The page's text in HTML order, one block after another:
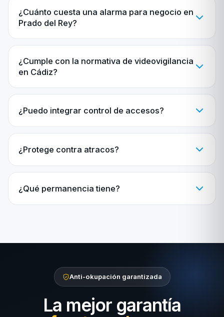
¿Cuánto cuesta una alarma para negocio en
Prado del Rey?
¿Cumple con la normativa de videovigilancia
en Cádiz?
¿Puedo integrar control de accesos?
¿Protege contra atracos?
¿Qué permanencia tiene?
Anti-okupación garantizada
La mejor garantía